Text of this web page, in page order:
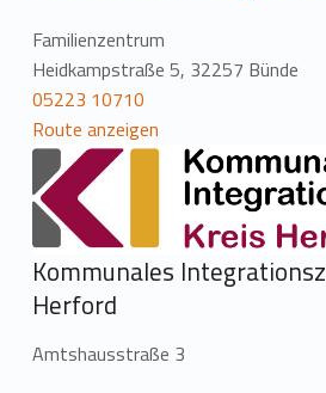
Familienzentrum
Heidkampstraße 5, 32257 Bünde
05223 10710
Route anzeigen
Kommunales
Herford
Amtshausstraße 3